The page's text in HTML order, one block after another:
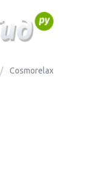
/ Cosmorelax